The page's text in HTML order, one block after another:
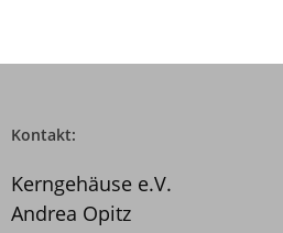
Kontakt:
Kerngehäuse e.V.
Andrea Opitz